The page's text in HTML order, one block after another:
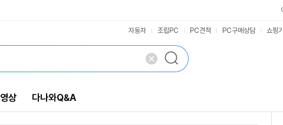
자동차 조립PC PC견적 PC구매상담 쇼핑
상 다나와Q&A